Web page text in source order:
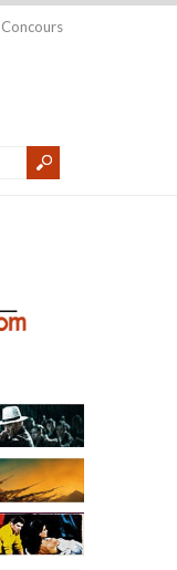
Concours